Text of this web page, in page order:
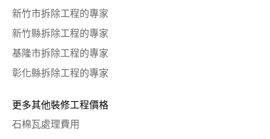
新竹市拆除工程的專家
新竹縣拆除工程的專家
基隆市拆除工程的專家
彰化縣拆除工程的專家
更多其他裝修工程價格
石棉瓦處理費用